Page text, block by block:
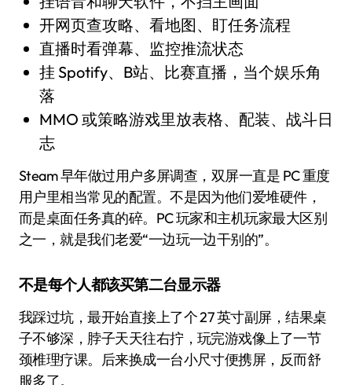
开网页查攻略、看地图、盯任务流程
直播时看弹幕、监控推流状态
挂 Spotify、B站、比赛直播，当个娱乐角
落
MMO 或策略游戏里放表格、配装、战斗日
志
Steam 早年做过用户多屏调查，双屏一直是 PC 重度
用户里相当常见的配置。不是因为他们爱堆硬件，
而是桌面任务真的碎。PC 玩家和主机玩家最大区别
之一，就是我们老爱“一边玩一边干别的”。
不是每个人都该买第二台显示器
我踩过坑，最开始直接上了个 27 英寸副屏，结果桌
子不够深，脖子天天往右拧，玩完游戏像上了一节
颈椎理疗课。后来换成一台小尺寸便携屏，反而舒
服多了。